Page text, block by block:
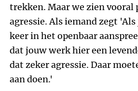
trekken. Maar we zien vooral
agressie. Als iemand zegt
keer in het openbaar
dat jouw werk hier een
dat zeker agressie. Daar
aan doen.'